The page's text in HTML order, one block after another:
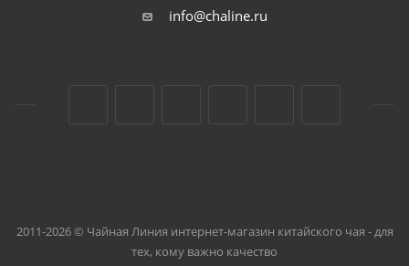
info@chaline.ru
2011-2026 © Чайная Линия интернет-магазин китайского чая - для
тех, кому важно качество